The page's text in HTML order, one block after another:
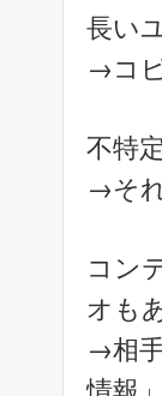
長い
→コ
不特
→そ
コン
オも
→相
情報